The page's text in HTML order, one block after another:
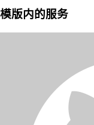
模版内的服务